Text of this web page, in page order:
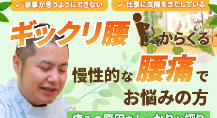
初めての方へ
他院との違い
患者様の声
スタッフ